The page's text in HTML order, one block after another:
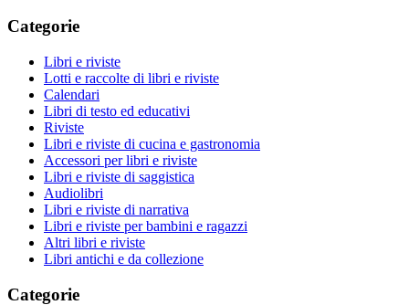
Categorie
Libri e riviste
Lotti e raccolte di libri e riviste
Calendari
Libri di testo ed educativi
Riviste
Libri e riviste di cucina e gastronomia
Accessori per libri e riviste
Libri e riviste di saggistica
Audiolibri
Libri e riviste di narrativa
Libri e riviste per bambini e ragazzi
Altri libri e riviste
Libri antichi e da collezione
Categorie